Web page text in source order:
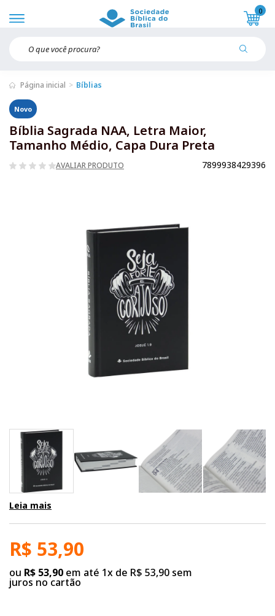
0
Página inicial Bíblias
Novo
Bíblia Sagrada NAA, Letra Maior,
Tamanho Médio, Capa Dura Preta
AVALIAR PRODUTO 7899938429396
Leia mais
R$ 53,90
ou R$ 53,90 em até 1x de R$ 53,90 sem
juros no cartão